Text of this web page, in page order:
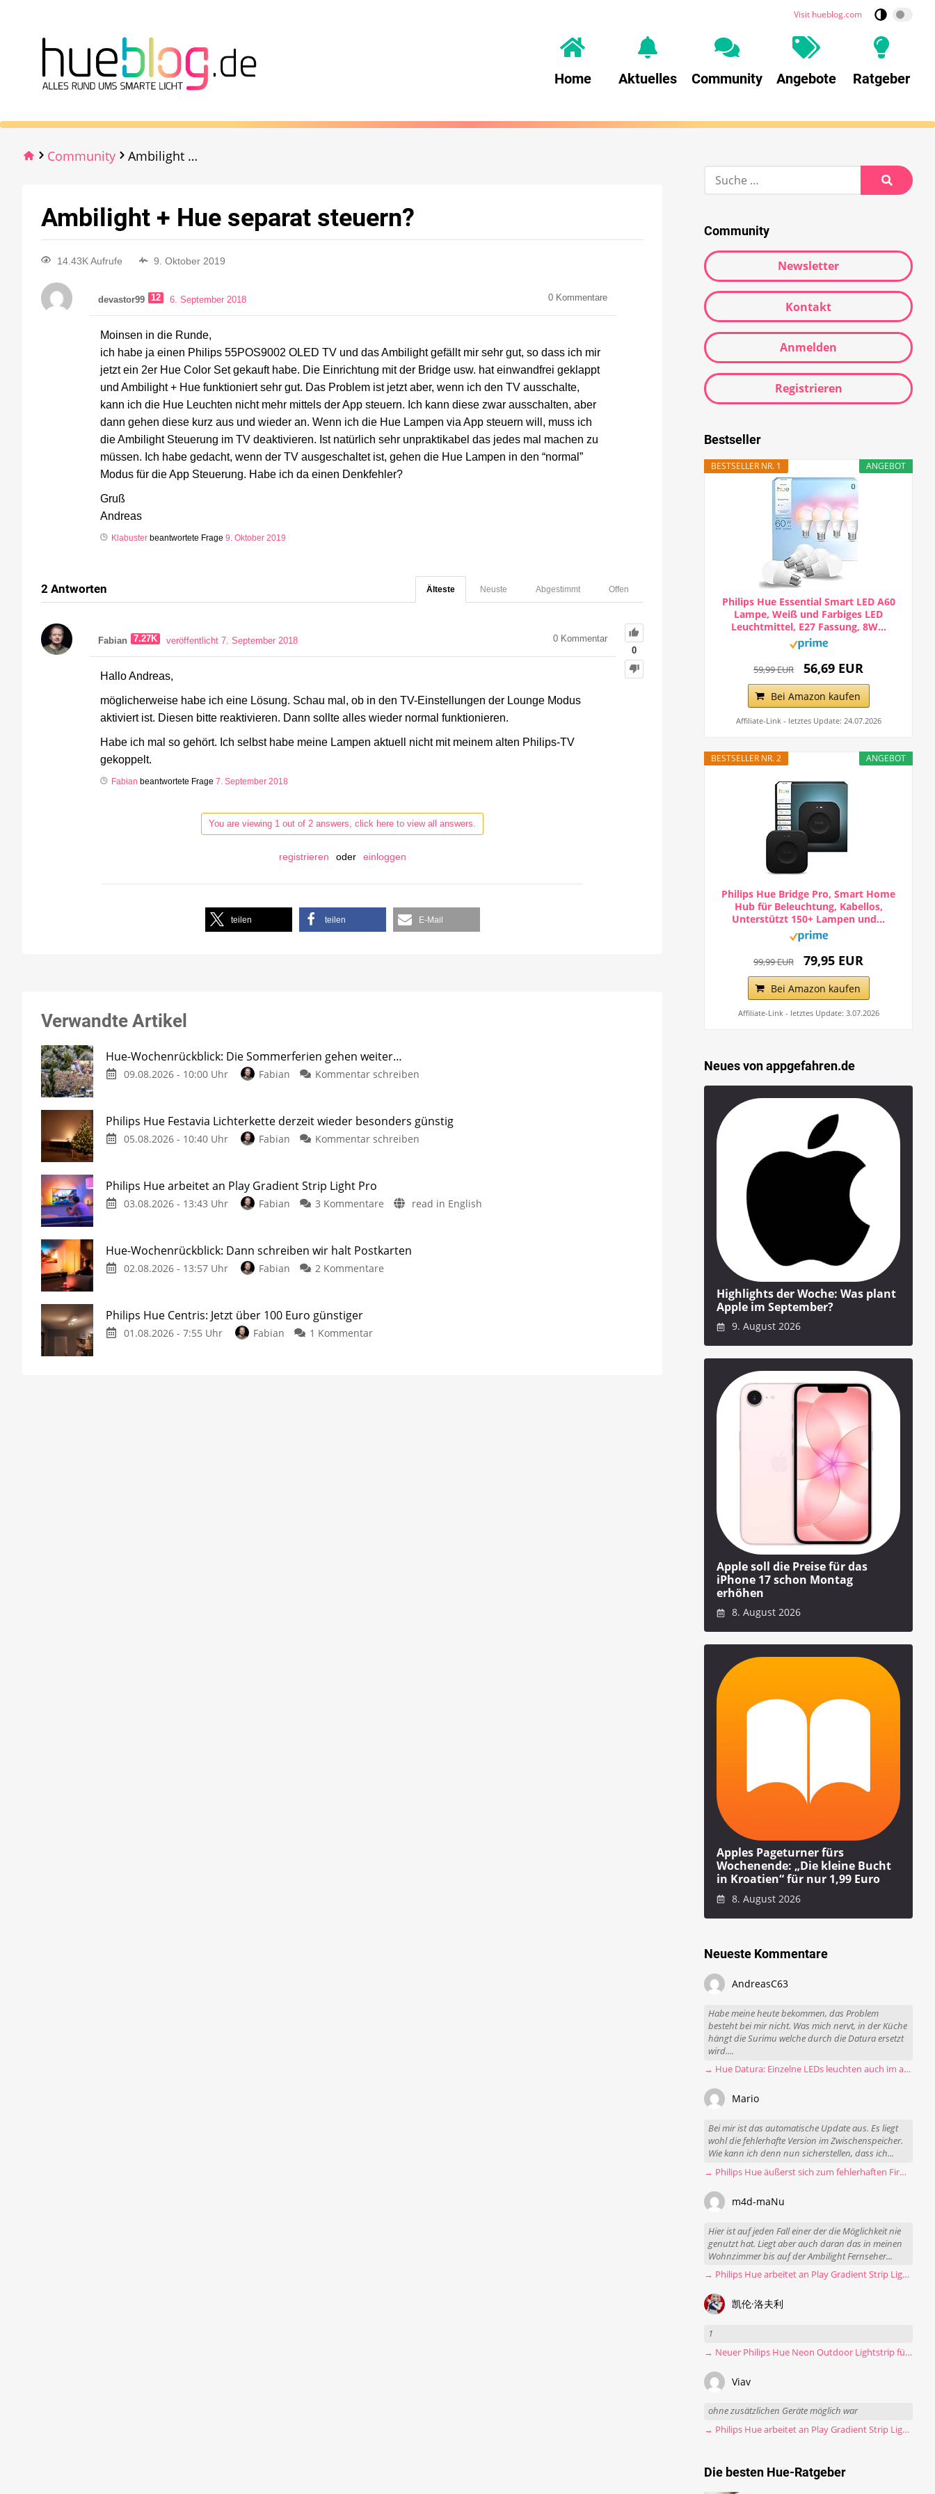
Visit hueblog.com
Home Aktuelles Community Angebote Ratgeber
Community Ambilight + Hue separat steuern?
Ambilight + Hue separat steuern?
14.43K Aufrufe 9. Oktober 2019
devastor99 12 6. September 2018 0 Kommentare
Moinsen in die Runde,
ich habe ja einen Philips 55POS9002 OLED TV und das Ambilight gefällt mir sehr gut, so dass ich mir
jetzt ein 2er Hue Color Set gekauft habe. Die Einrichtung mit der Bridge usw. hat einwandfrei geklappt
und Ambilight + Hue funktioniert sehr gut. Das Problem ist jetzt aber, wenn ich den TV ausschalte,
kann ich die Hue Leuchten nicht mehr mittels der App steuern. Ich kann diese zwar ausschalten, aber
dann gehen diese kurz aus und wieder an. Wenn ich die Hue Lampen via App steuern will, muss ich
die Ambilight Steuerung im TV deaktivieren. Ist natürlich sehr unpraktikabel das jedes mal machen zu
müssen. Ich habe gedacht, wenn der TV ausgeschaltet ist, gehen die Hue Lampen in den “normal”
Modus für die App Steuerung. Habe ich da einen Denkfehler?
Gruß
Andreas
Klabuster beantwortete Frage 9. Oktober 2019
2 Antworten Offen
Abgestimmt
Neuste
Älteste
0
Fabian 7.27K veröffentlicht 7. September 2018 0 Kommentar
Hallo Andreas,
möglicherweise habe ich eine Lösung. Schau mal, ob in den TV-Einstellungen der Lounge Modus
aktiviert ist. Diesen bitte reaktivieren. Dann sollte alles wieder normal funktionieren.
Habe ich mal so gehört. Ich selbst habe meine Lampen aktuell nicht mit meinem alten Philips-TV
gekoppelt.
Fabian beantwortete Frage 7. September 2018
You are viewing 1 out of 2 answers, click here to view all answers.
registrieren oder einloggen
teilen teilen E-Mail
Verwandte Artikel
Hue-Wochenrückblick: Die Sommerferien gehen weiter…
09.08.2026 - 10:00 Uhr Fabian Kommentar schreiben
Philips Hue Festavia Lichterkette derzeit wieder besonders günstig
05.08.2026 - 10:40 Uhr Fabian Kommentar schreiben
Philips Hue arbeitet an Play Gradient Strip Light Pro
03.08.2026 - 13:43 Uhr Fabian 3 Kommentare read in English
Hue-Wochenrückblick: Dann schreiben wir halt Postkarten
02.08.2026 - 13:57 Uhr Fabian 2 Kommentare
Philips Hue Centris: Jetzt über 100 Euro günstiger
01.08.2026 - 7:55 Uhr Fabian 1 Kommentar
Community
Newsletter
Kontakt
Anmelden
Registrieren
Bestseller
ANGEBOT
BESTSELLER NR. 1
Philips Hue Essential Smart LED A60
Lampe, Weiß und Farbiges LED
Leuchtmittel, E27 Fassung, 8W...
59,99 EUR 56,69 EUR
Bei Amazon kaufen
Affiliate-Link - letztes Update: 24.07.2026
ANGEBOT
BESTSELLER NR. 2
Philips Hue Bridge Pro, Smart Home
Hub für Beleuchtung, Kabellos,
Unterstützt 150+ Lampen und...
99,99 EUR 79,95 EUR
Bei Amazon kaufen
Affiliate-Link - letztes Update: 3.07.2026
Neues von appgefahren.de
Highlights der Woche: Was plant
Apple im September?
9. August 2026
Apple soll die Preise für das
iPhone 17 schon Montag
erhöhen
8. August 2026
Apples Pageturner fürs
Wochenende: „Die kleine Bucht
in Kroatien“ für nur 1,99 Euro
8. August 2026
Neueste Kommentare
AndreasC63
Habe meine heute bekommen, das Problem
besteht bei mir nicht. Was mich nervt, in der Küche
hängt die Surimu welche durch die Datura ersetzt
wird....
→ Hue Datura: Einzelne LEDs leuchten auch im ausgeschalteten Zustand
Mario
Bei mir ist das automatische Update aus. Es liegt
wohl die fehlerhafte Version im Zwischenspeicher.
Wie kann ich denn nun sicherstellen, dass ich...
→ Philips Hue äußerst sich zum fehlerhaften Firmware-Update
m4d-maNu
Hier ist auf jeden Fall einer der die Möglichkeit nie
genutzt hat. Liegt aber auch daran das in meinen
Wohnzimmer bis auf der Ambilight Fernseher...
→ Philips Hue arbeitet an Play Gradient Strip Light Pro
凯伦·洛夫利
1
→ Neuer Philips Hue Neon Outdoor Lightstrip für 130 Euro
Viav
ohne zusätzlichen Geräte möglich war
→ Philips Hue arbeitet an Play Gradient Strip Light Pro
Die besten Hue-Ratgeber